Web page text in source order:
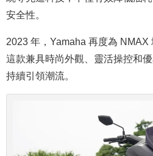
安全性。
2023 年，Yamaha 再度為 NMAX
這款兼具時尚外觀、靈活操控和
持續引領潮流。